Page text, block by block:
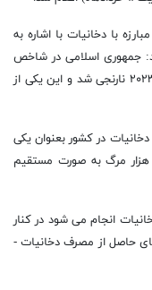
با دخانیات با اشاره به
بهداشت جهانی در سال ۲۰۲۲ افزود: جمهوری اسلامی در شاخص
مبارزه با دخانیات رنگ کشور قرمز بود که در سال ۲۰۲۳ نارنجی شد و این یکی از
در کشور بعنوان یکی
از دستاوردهای دولت خدمت گفت : بیش از ۵۰ هزار مرگ به صورت مستقیم
انجام می شود در کنار
حاصل از مصرف دخانیات -